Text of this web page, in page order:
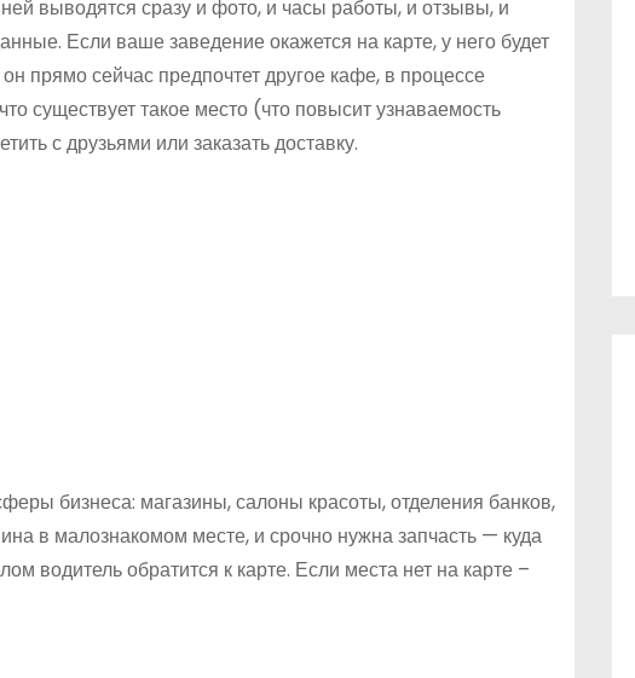
выводятся сразу и фото, и часы работы, и отзывы, и
Если ваше заведение окажется на карте, у него будет
прямо сейчас предпочтет другое кафе, в процессе
существует такое место (что повысит узнаваемость
с друзьями или заказать доставку.
бизнеса: магазины, салоны красоты, отделения банков,
в малознакомом месте, и срочно нужна запчасть — куда
водитель обратится к карте. Если места нет на карте –